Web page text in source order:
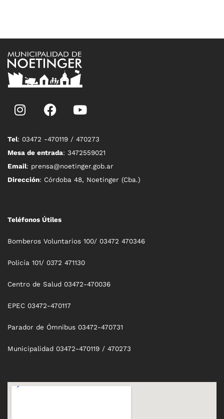
Tel: 03472 -470119 / 470273
Mesa de entrada: 3472559021
Email: prensa@noetinger.gob.ar
Dirección: Córdoba 48, Noetinger (Cba.)
Teléfonos Útiles
Bomberos Voluntarios 100/ 03472 470346
Policía 101/ 0372 471130
Centro de Salud 03472-470036
EPEC 03472-470117
Parador de Ómnibus 03472-470731
Municipalidad 03472-470119 / 470273